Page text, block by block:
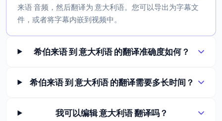
来语 音频，然后翻译为 意大利语。您可以导出为字幕文
件，或者将字幕内嵌到视频中。
希伯来语 到 意大利语 的翻译准确度如何？
希伯来语 到 意大利语 的翻译需要多长时间？
我可以编辑 意大利语 翻译吗？